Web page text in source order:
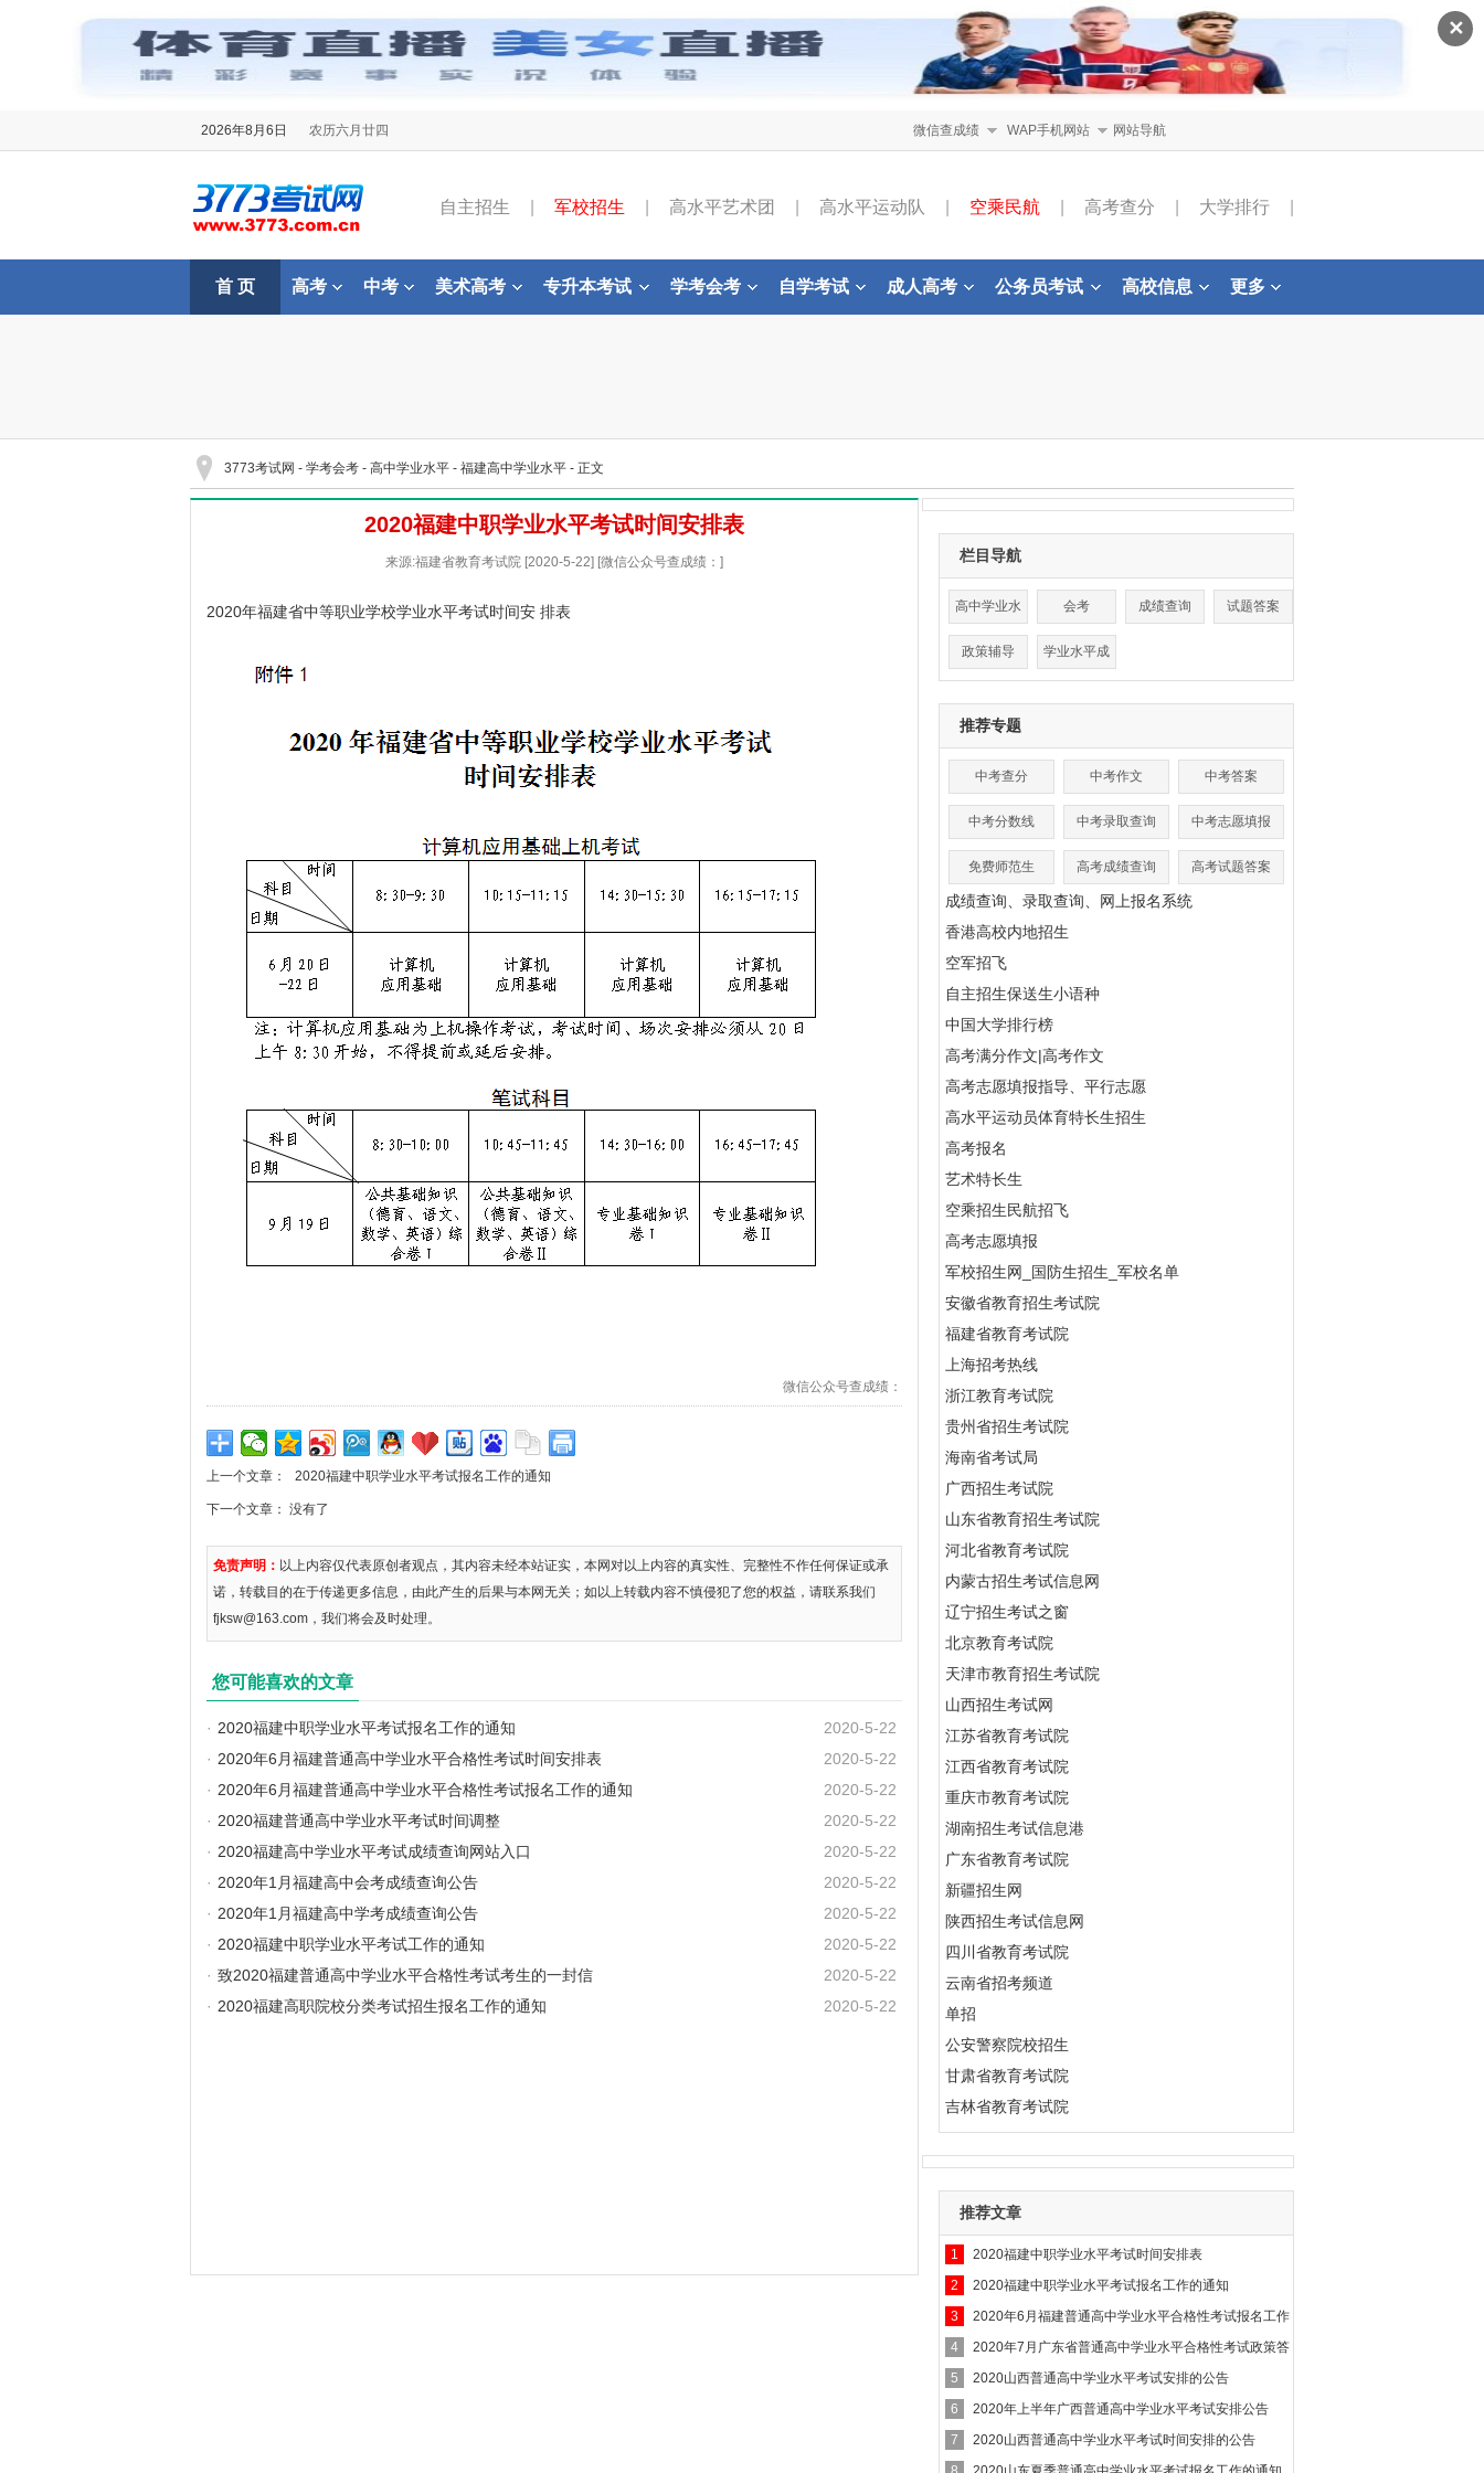
✕
2026年8月6日 农历六月廿四 微信查成绩 WAP手机网站 网站导航
自主招生 军校招生 高水平艺术团 高水平运动队 空乘民航 高考查分 大学排行
首 页 高考 中考 美术高考 专升本考试 学考会考 自学考试 成人高考 公务员考试 高校信息 更多
3773考试网 - 学考会考 - 高中学业水平 - 福建高中学业水平 - 正文
2020福建中职学业水平考试时间安排表
来源:福建省教育考试院 [2020-5-22] [微信公众号查成绩：]
2020年福建省中等职业学校学业水平考试时间安 排表
微信公众号查成绩：
上一个文章： 2020福建中职学业水平考试报名工作的通知
下一个文章： 没有了
免责声明： 以上内容仅代表原创者观点，其内容未经本站证实，本网对以上内容的真实性、完整性不作任何保证或承
诺，转载目的在于传递更多信息，由此产生的后果与本网无关；如以上转载内容不慎侵犯了您的权益，请联系我们
fjksw@163.com，我们将会及时处理。
您可能喜欢的文章
2020-5-22
· 2020福建中职学业水平考试报名工作的通知
2020-5-22
· 2020年6月福建普通高中学业水平合格性考试时间安排表
2020-5-22
· 2020年6月福建普通高中学业水平合格性考试报名工作的通知
2020-5-22
· 2020福建普通高中学业水平考试时间调整
2020-5-22
· 2020福建高中学业水平考试成绩查询网站入口
2020-5-22
· 2020年1月福建高中会考成绩查询公告
2020-5-22
· 2020年1月福建高中学考成绩查询公告
2020-5-22
· 2020福建中职学业水平考试工作的通知
2020-5-22
· 致2020福建普通高中学业水平合格性考试考生的一封信
2020-5-22
· 2020福建高职院校分类考试招生报名工作的通知
栏目导航
高中学业水
平
会考 成绩查询 试题答案
政策辅导 学业水平成
绩查询
推荐专题
中考查分 中考作文 中考答案
中考分数线 中考录取查询 中考志愿填报
免费师范生 高考成绩查询 高考试题答案
成绩查询、录取查询、网上报名系统
香港高校内地招生
空军招飞
自主招生保送生小语种
中国大学排行榜
高考满分作文|高考作文
高考志愿填报指导、平行志愿
高水平运动员体育特长生招生
高考报名
艺术特长生
空乘招生民航招飞
高考志愿填报
军校招生网_国防生招生_军校名单
安徽省教育招生考试院
福建省教育考试院
上海招考热线
浙江教育考试院
贵州省招生考试院
海南省考试局
广西招生考试院
山东省教育招生考试院
河北省教育考试院
内蒙古招生考试信息网
辽宁招生考试之窗
北京教育考试院
天津市教育招生考试院
山西招生考试网
江苏省教育考试院
江西省教育考试院
重庆市教育考试院
湖南招生考试信息港
广东省教育考试院
新疆招生网
陕西招生考试信息网
四川省教育考试院
云南省招考频道
单招
公安警察院校招生
甘肃省教育考试院
吉林省教育考试院
推荐文章
1
2020福建中职学业水平考试时间安排表
2
2020福建中职学业水平考试报名工作的通知
3
2020年6月福建普通高中学业水平合格性考试报名工作
的通
4
2020年7月广东省普通高中学业水平合格性考试政策答
疑
5
2020山西普通高中学业水平考试安排的公告
6
2020年上半年广西普通高中学业水平考试安排公告
7
2020山西普通高中学业水平考试时间安排的公告